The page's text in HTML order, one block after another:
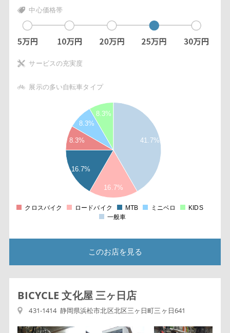
中心価格帯
サービスの充実度
展示の多い自転車タイプ
8.3%
16.7%
16.7%
8.3%
8.3%
41.7%
クロスバイク ロードバイク MTB ミニベロ
KIDS
一般車
このお店を見る
BICYCLE 文化屋 三ヶ日店
431-1414 静岡県浜松市北区北区三ヶ日町三ヶ日641